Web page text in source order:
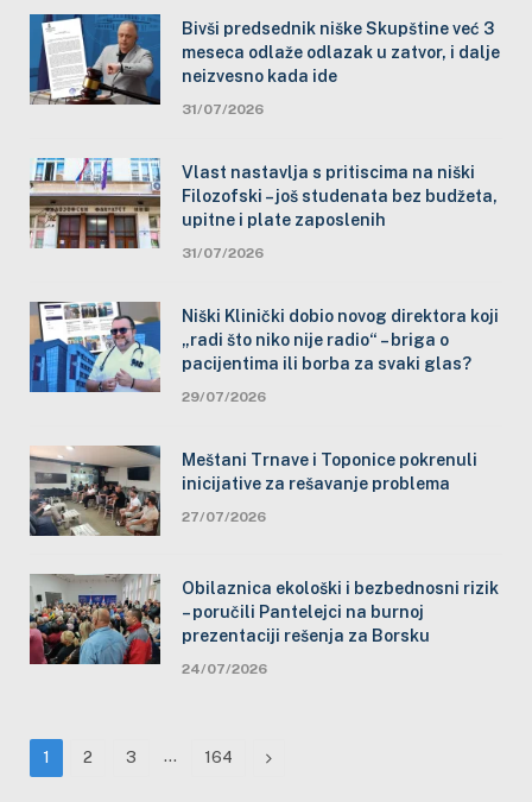
Bivši predsednik niške Skupštine već 3
meseca odlaže odlazak u zatvor, i dalje
neizvesno kada ide
31/07/2026
Vlast nastavlja s pritiscima na niški
Filozofski – još studenata bez budžeta,
upitne i plate zaposlenih
31/07/2026
Niški Klinički dobio novog direktora koji
„radi što niko nije radio“ – briga o
pacijentima ili borba za svaki glas?
29/07/2026
Meštani Trnave i Toponice pokrenuli
inicijative za rešavanje problema
27/07/2026
Obilaznica ekološki i bezbednosni rizik
– poručili Pantelejci na burnoj
prezentaciji rešenja za Borsku
24/07/2026
1 2 3 … 164 Next